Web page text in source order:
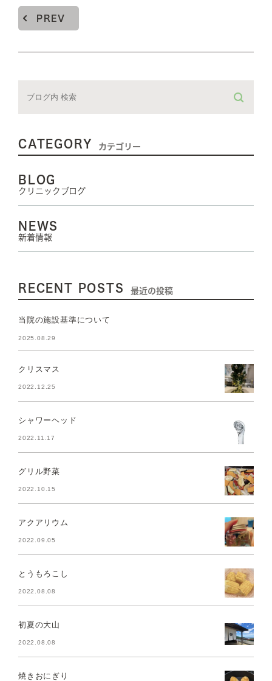
PREV
CATEGORY カテゴリー
BLOG
クリニックブログ
NEWS
新着情報
RECENT POSTS 最近の投稿
当院の施設基準について
2025.08.29
クリスマス
2022.12.25
シャワーヘッド
2022.11.17
グリル野菜
2022.10.15
アクアリウム
2022.09.05
とうもろこし
2022.08.08
初夏の大山
2022.08.08
焼きおにぎり